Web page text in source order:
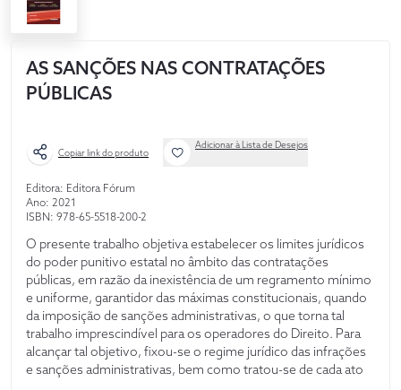
AS SANÇÕES NAS CONTRATAÇÕES
PÚBLICAS
Copiar link do produto
Adicionar à Lista de Desejos
Editora: Editora Fórum
Ano: 2021
ISBN: 978-65-5518-200-2
O presente trabalho objetiva estabelecer os limites jurídicos
do poder punitivo estatal no âmbito das contratações
públicas, em razão da inexistência de um regramento mínimo
e uniforme, garantidor das máximas constitucionais, quando
da imposição de sanções administrativas, o que torna tal
trabalho imprescindível para os operadores do Direito. Para
alcançar tal objetivo, fixou-se o regime jurídico das infrações
e sanções administrativas, bem como tratou-se de cada ato